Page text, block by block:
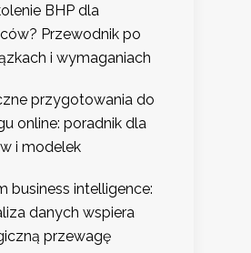
BHP dla
Przewodnik po
i wymaganiach
przygotowania do
online: poradnik dla
i modelek
business intelligence:
danych wspiera
przewagę